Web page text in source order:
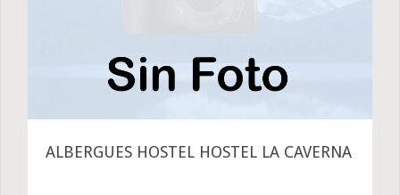
ALBERGUES HOSTEL HOSTEL LA CAVERNA